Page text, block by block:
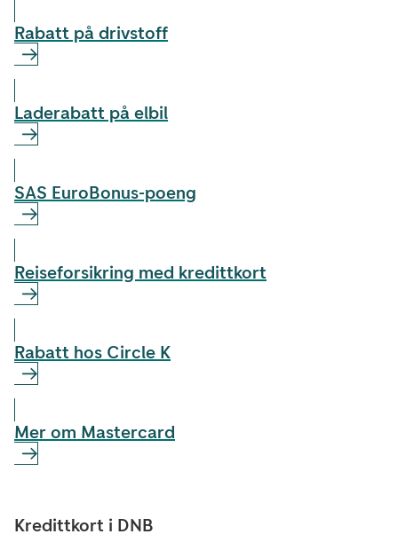
Rabatt på drivstoff
Laderabatt på elbil
SAS EuroBonus-poeng
Reiseforsikring med kredittkort
Rabatt hos Circle K
Mer om Mastercard
Kredittkort i DNB